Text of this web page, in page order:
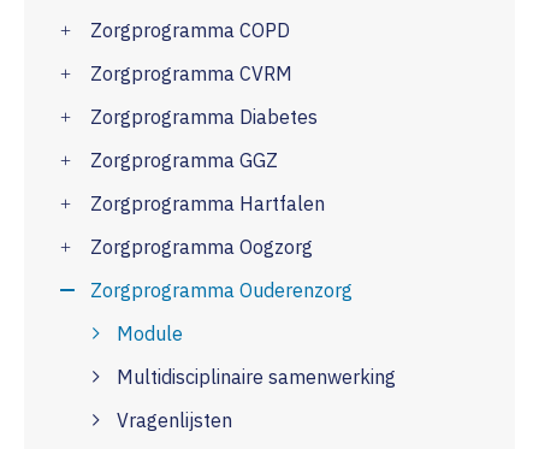
Zorgprogramma COPD
Zorgprogramma CVRM
Zorgprogramma Diabetes
Zorgprogramma GGZ
Zorgprogramma Hartfalen
Zorgprogramma Oogzorg
Zorgprogramma Ouderenzorg
Module
Multidisciplinaire samenwerking
Vragenlijsten